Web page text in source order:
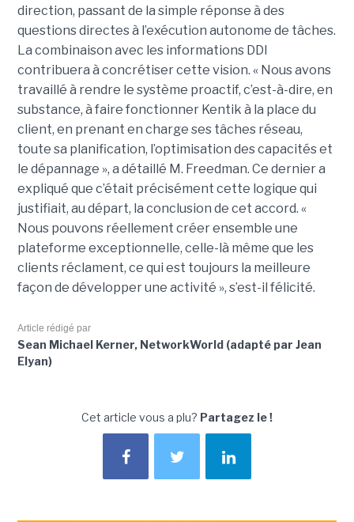
direction, passant de la simple réponse à des
questions directes à l’exécution autonome de tâches.
La combinaison avec les informations DDI
contribuera à concrétiser cette vision. « Nous avons
travaillé à rendre le système proactif, c’est-à-dire, en
substance, à faire fonctionner Kentik à la place du
client, en prenant en charge ses tâches réseau,
toute sa planification, l’optimisation des capacités et
le dépannage », a détaillé M. Freedman. Ce dernier a
expliqué que c’était précisément cette logique qui
justifiait, au départ, la conclusion de cet accord. «
Nous pouvons réellement créer ensemble une
plateforme exceptionnelle, celle-là même que les
clients réclament, ce qui est toujours la meilleure
façon de développer une activité », s’est-il félicité.
Article rédigé par
Sean Michael Kerner, NetworkWorld (adapté par Jean
Elyan)
Cet article vous a plu? Partagez le !